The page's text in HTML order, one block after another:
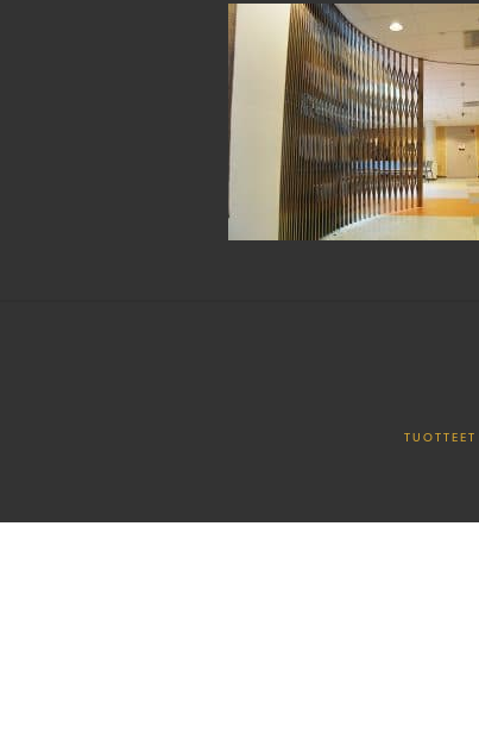
TUOTTEET